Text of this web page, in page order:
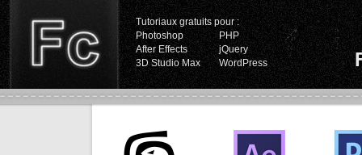
Tutoriaux gratuits pour :
Photoshop
PHP
After Effects
jQuery
3D Studio Max
WordPress